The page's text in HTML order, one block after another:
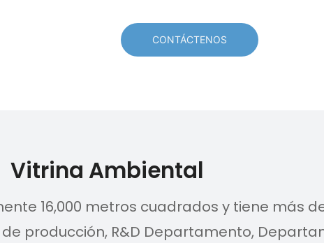
CONTÁCTENOS
Vitrina Ambiental
16,000 metros cuadrados y tiene más
producción, R&D Departamento,